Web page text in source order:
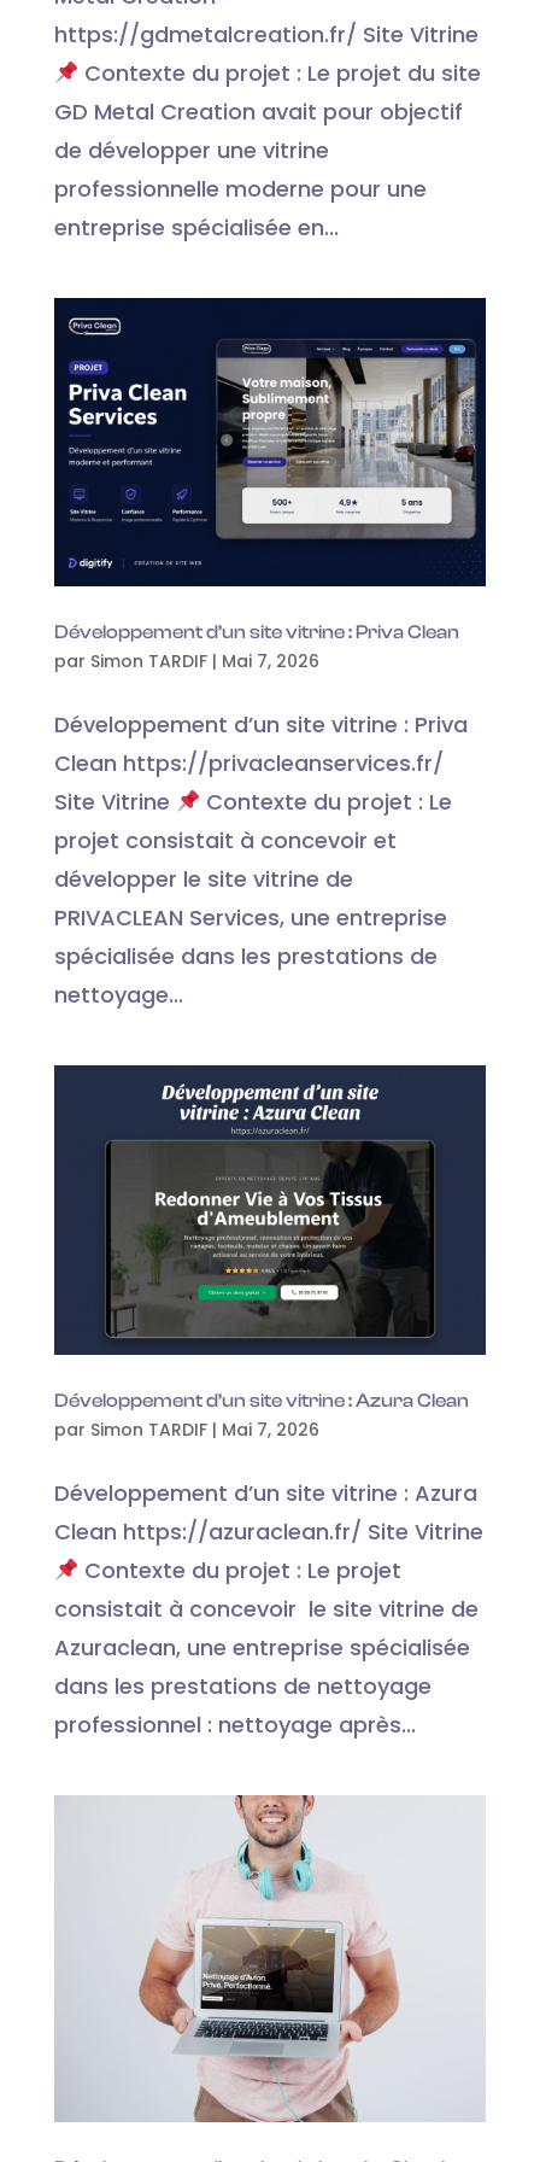
https://gdmetalcreation.fr/ Site Vitrine
Contexte du projet : Le projet du site
GD Metal Creation avait pour objectif
de développer une vitrine
professionnelle moderne pour une
entreprise spécialisée en...
Développement d’un site vitrine : Priva Clean
par Simon TARDIF| Mai 7, 2026
Développement d’un site vitrine : Priva
Clean https://privacleanservices.fr/
Site Vitrine
Contexte du projet : Le
projet consistait à concevoir et
développer le site vitrine de
PRIVACLEAN Services, une entreprise
spécialisée dans les prestations de
nettoyage...
Développement d’un site vitrine : Azura Clean
par Simon TARDIF| Mai 7, 2026
Développement d’un site vitrine : Azura
Clean https://azuraclean.fr/ Site Vitrine
Contexte du projet : Le projet
consistait à concevoir le site vitrine de
Azuraclean, une entreprise spécialisée
dans les prestations de nettoyage
professionnel : nettoyage après...